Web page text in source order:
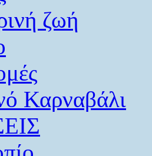
ζωή
Καρναβάλι